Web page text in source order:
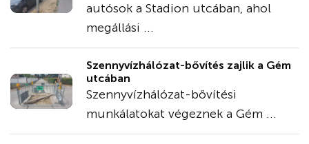
autósok a Stadion utcában, ahol
megállási ...
Szennyvízhálózat-bővítés zajlik a Gém
utcában
Szennyvízhálózat-bővítési
munkálatokat végeznek a Gém ...